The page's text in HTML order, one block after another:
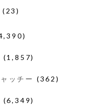
(23)
(1,857)
ッチー (362)
(6,349)